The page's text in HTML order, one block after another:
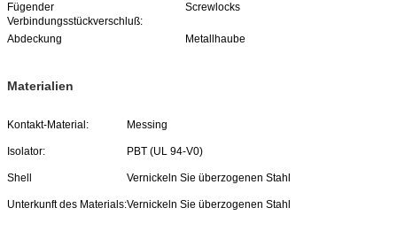
Fügender
Verbindungsstückverschluß:
Screwlocks
Abdeckung Metallhaube
Materialien
Kontakt-Material: Messing
Isolator: PBT (UL 94-V0)
Shell Vernickeln Sie überzogenen Stahl
Unterkunft des Materials:Vernickeln Sie überzogenen Stahl